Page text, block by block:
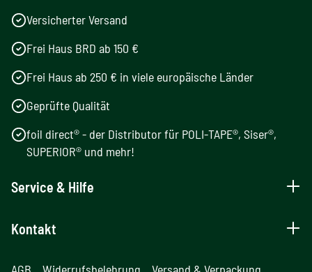
Versicherter Versand
Frei Haus BRD ab 150 €
Frei Haus ab 250 € in viele europäische Länder
Geprüfte Qualität
foil direct® - der Distributor für POLI-TAPE®, Siser®,
SUPERIOR® und mehr!
Service & Hilfe
Kontakt